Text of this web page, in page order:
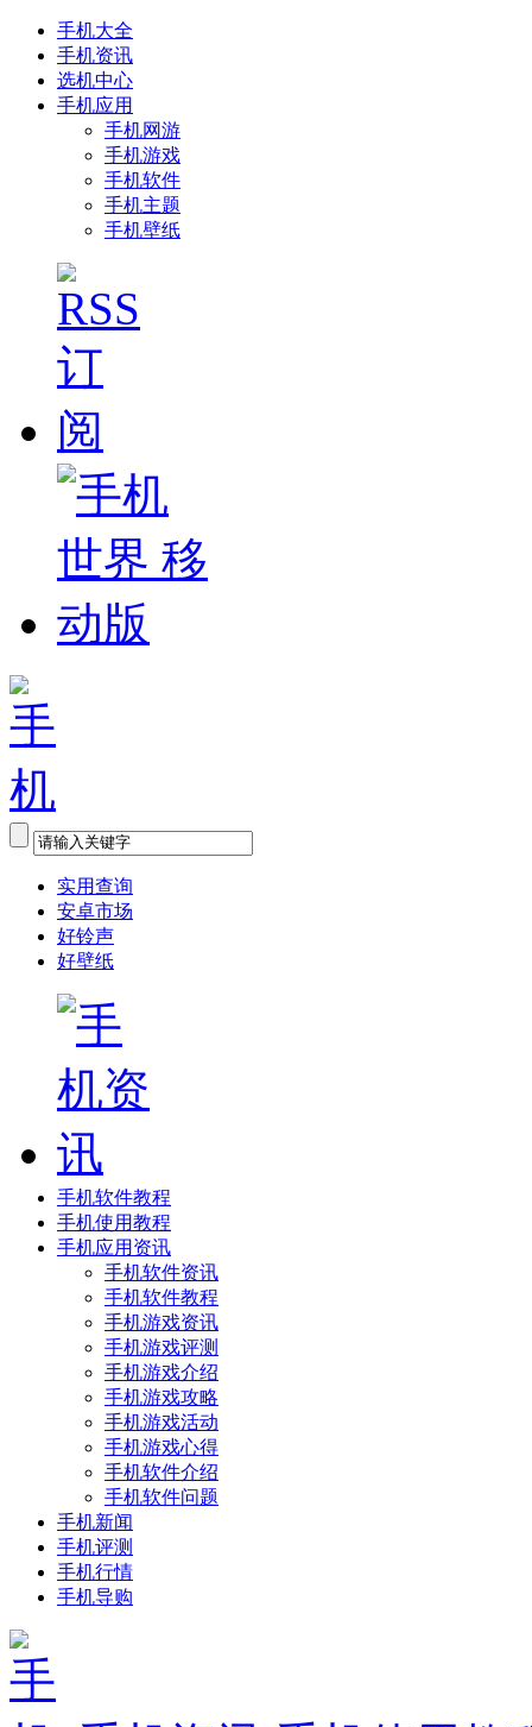
手机大全
手机资讯
选机中心
手机应用
手机网游
手机游戏
手机软件
手机主题
手机壁纸
实用查询
安卓市场
好铃声
好壁纸
手机软件教程
手机使用教程
手机应用资讯
手机软件资讯
手机软件教程
手机游戏资讯
手机游戏评测
手机游戏介绍
手机游戏攻略
手机游戏活动
手机游戏心得
手机软件介绍
手机软件问题
手机新闻
手机评测
手机行情
手机导购